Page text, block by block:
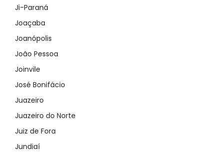
Ji-Paraná
Joaçaba
Joanópolis
João Pessoa
Joinvile
José Bonifácio
Juazeiro
Juazeiro do Norte
Juiz de Fora
Jundiaí